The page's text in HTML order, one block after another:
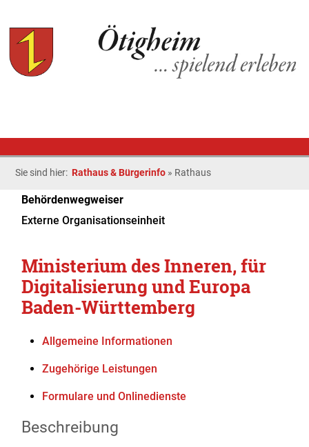
Sie sind hier: Rathaus & Bürgerinfo » Rathaus
Behördenwegweiser
Externe Organisationseinheit
Ministerium des Inneren, für
Digitalisierung und Europa
Baden-Württemberg
Allgemeine Informationen
Zugehörige Leistungen
Formulare und Onlinedienste
Beschreibung